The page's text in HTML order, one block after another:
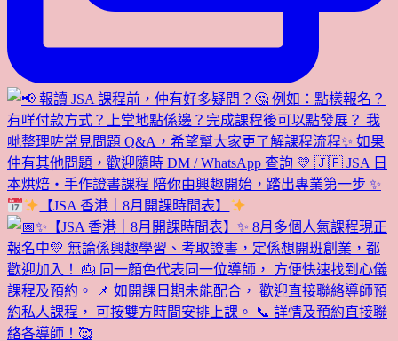
【JSA 香港｜8月開課時間表】